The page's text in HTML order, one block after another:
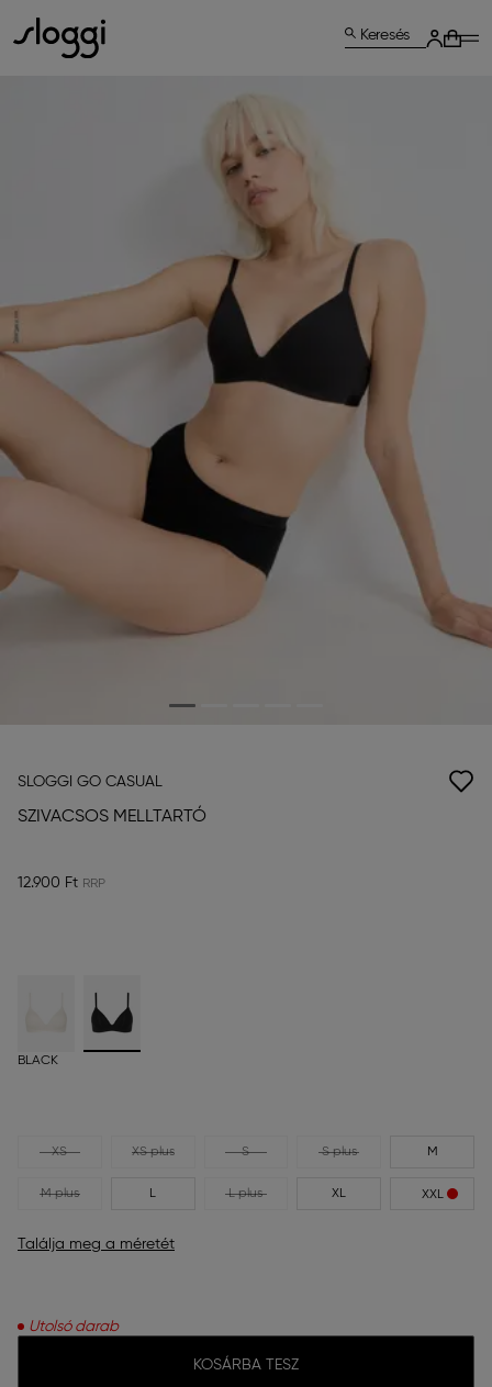
Keresés
SLOGGI GO CASUAL
SZIVACSOS MELLTARTÓ
12.900 Ft
BLACK
XS XS plus S S plus M
M plus L L plus XL XXL
Találja meg a méretét
Utolsó darab
KOSÁRBA TESZ